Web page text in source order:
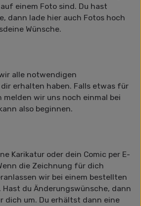
einem Foto sind. Du hast
dann lade hier auch Fotos hoch
Wünsche.
alle notwendigen
erhalten haben. Falls etwas für
melden wir uns noch einmal bei
also beginnen.
Karikatur oder dein Comic per E-
die Zeichnung für dich
wir bei einem bestellten
Hast du Änderungswünsche, dann
dich um. Du erhältst dann eine